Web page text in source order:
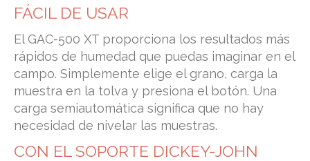
FÁCIL DE USAR
El GAC-500 XT proporciona los resultados más
rápidos de humedad que puedas imaginar en el
campo. Simplemente elige el grano, carga la
muestra en la tolva y presiona el botón. Una
carga semiautomática significa que no hay
necesidad de nivelar las muestras.
CON EL SOPORTE DICKEY-JOHN